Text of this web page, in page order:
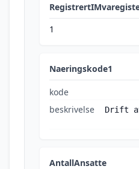
1
Naeringskode1
kode
beskrivelse
Drift
AntallAnsatte